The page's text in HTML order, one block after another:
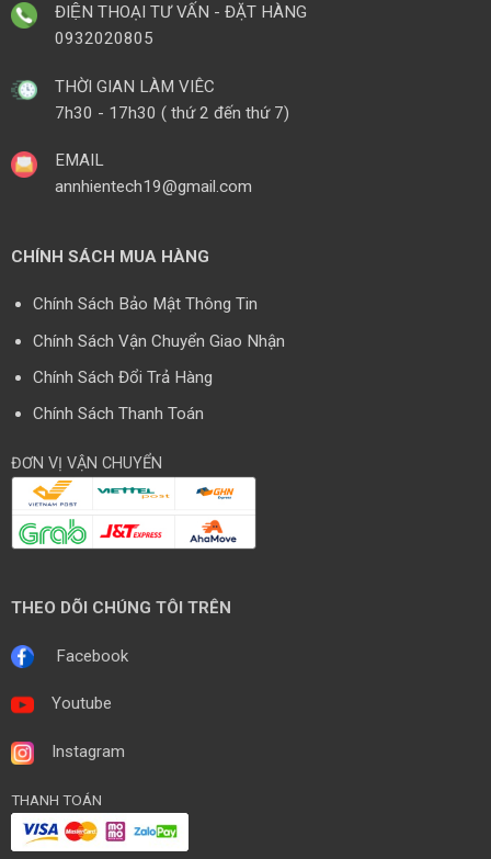
ĐIỆN THOẠI TƯ VẤN - ĐẶT HÀNG
0932020805
THỜI GIAN LÀM VIÊC
7h30 - 17h30 ( thứ 2 đến thứ 7)
EMAIL
annhientech19@gmail.com
CHÍNH SÁCH MUA HÀNG
Chính Sách Bảo Mật Thông Tin
Chính Sách Vận Chuyển Giao Nhận
Chính Sách Đổi Trả Hàng
Chính Sách Thanh Toán
ĐƠN VỊ VẬN CHUYỂN
THEO DÕI CHÚNG TÔI TRÊN
Facebook
Youtube
Instagram
THANH TOÁN